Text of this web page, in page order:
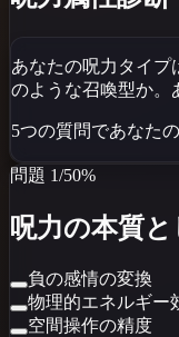
あなたの呪力タイプ
のような召喚型か。
5つの質問であなたの
問題 1/50%
呪力の本質
負の感情の変換
物理的エネルギー
空間操作の精度